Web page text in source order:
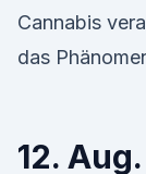
Cannabis
das
12.